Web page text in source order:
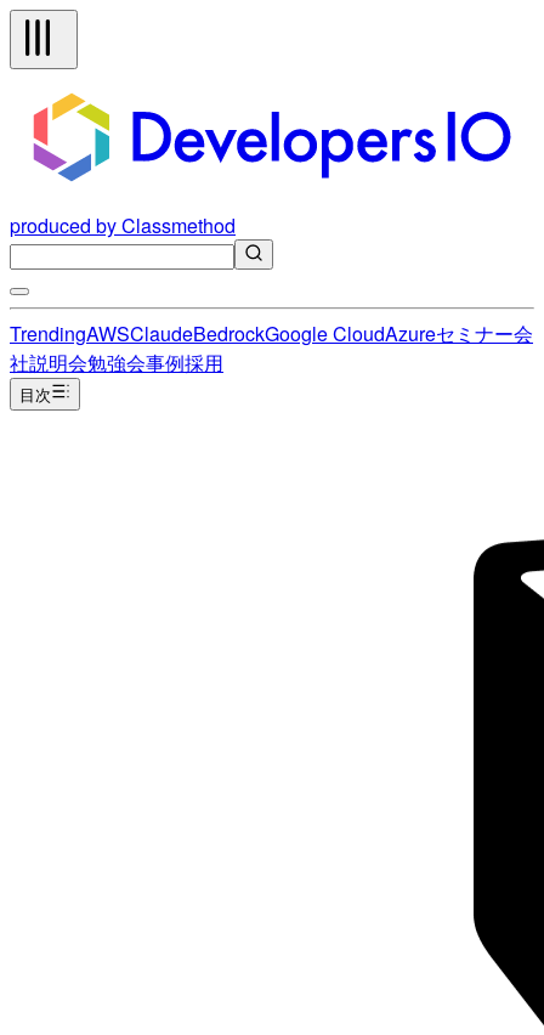
produced by Classmethod
TrendingAWSClaudeBedrockGoogle CloudAzureセミナー会
社説明会勉強会事例採用
目次